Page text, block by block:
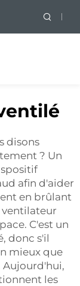
disons
? Un
afin d'aider
en brûlant
C'est un
donc s'il
mieux que
Aujourd'hui,
les